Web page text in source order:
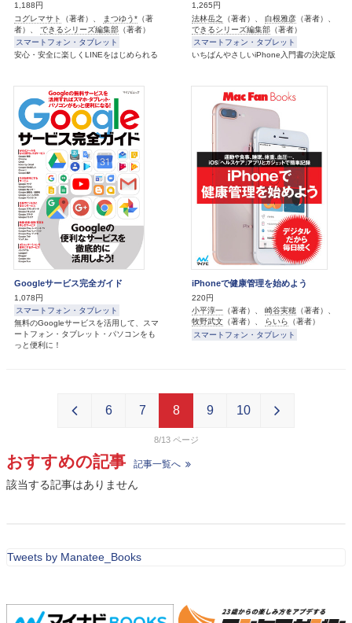
1,188円
コグレマサト
（著者）、 まつゆう* （著
者）、 できるシリーズ編集部 （著者）
スマートフォン・タブレット
安心・安全に楽しくLINEをはじめられる
1,265円
法林岳之 （著者）、 白根雅彦 （著者）、
できるシリーズ編集部 （著者）
スマートフォン・タブレット
いちばんやさしいiPhone入門書の決定版
Googleサービス完全ガイド
1,078円
スマートフォン・タブレット
無料のGoogleサービスを活用して、スマ
ートフォン・タブレット・パソコンをも
っと便利に！
iPhoneで健康管理を始めよう
220円
小平淳一 （著者）、 崎谷実穂 （著者）、
牧野武文 （著者）、 らいら （著者）
スマートフォン・タブレット
8/13
6 7 8 9 10
おすすめの記事 記事一覧へ
該当する記事はありません
Tweets by Manatee_Books